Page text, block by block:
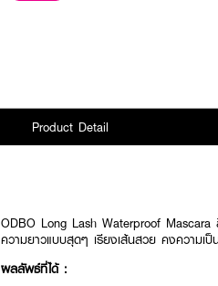
Product Detail
ODBO Long Lash Waterproof
ความยาวแบบสุดๆ เรียงเส้นสวย คงความเ
ผลลัพธ์ที่ได้ :